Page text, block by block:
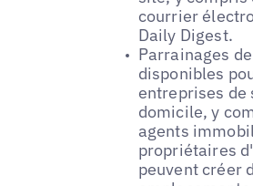
courrier
Daily Digest.
Parrainages
disponibles
entreprises de
domicile, y
agents
propriétaires
peuvent créer